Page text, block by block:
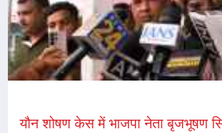
यौन शोषण केस में भाजपा नेता बृजभूषण